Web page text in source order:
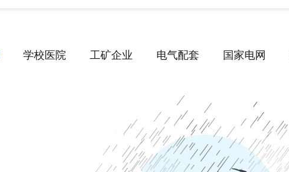
学校医院 工矿企业 电气配套 国家电网